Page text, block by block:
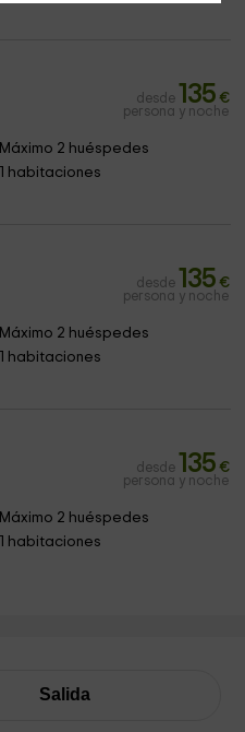
desde 135 €
persona y noche
Máximo 2 huéspedes
1 habitaciones
desde 135 €
persona y noche
Máximo 2 huéspedes
1 habitaciones
desde 135 €
persona y noche
Máximo 2 huéspedes
1 habitaciones